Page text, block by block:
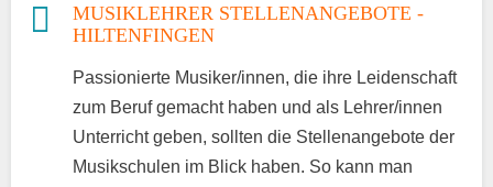
MUSIKLEHRER STELLENANGEBOTE -
HILTENFINGEN
Passionierte Musiker/innen, die ihre Leidenschaft
zum Beruf gemacht haben und als Lehrer/innen
Unterricht geben, sollten die Stellenangebote der
Musikschulen im Blick haben. So kann man